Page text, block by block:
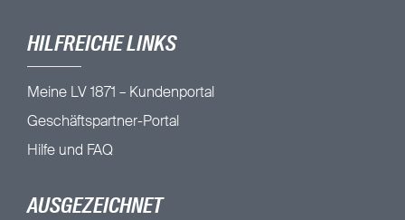
HILFREICHE LINKS
Meine LV 1871 – Kundenportal
Geschäftspartner-Portal
Hilfe und FAQ
AUSGEZEICHNET